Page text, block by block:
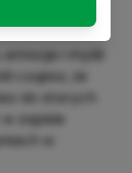
i myśli
czujesz, że
do starych
zapisie
w